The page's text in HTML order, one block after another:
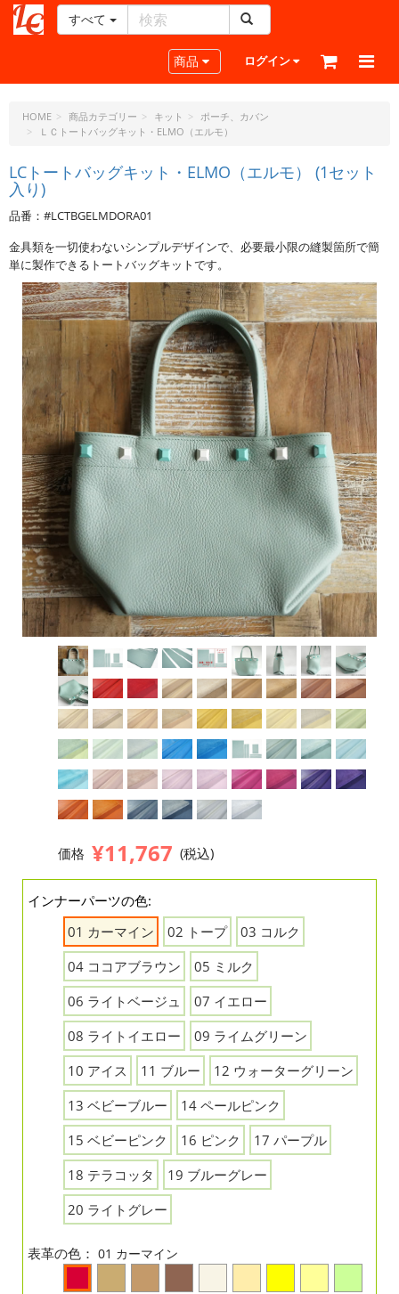
ー
ラ
フ
ド
ッ
ト・
ェ
ー
ピ
ー
すべて
Toggle navigation
商品 ログイン
HOME 商品カテゴリー キット
ポーチ、カバン
ＬＣトートバッグキット・ELMO（エルモ）
LCトートバッグキット・ELMO（エルモ） (1セット
入り)
品番：#LCTBGELMDORA01
金具類を一切使わないシンプルデザインで、必要最小限の縫製箇所で簡
単に製作できるトートバッグキットです。
価格 ¥11,767 (税込)
インナーパーツの色:
01 カーマイン
02 トープ
03 コルク
04 ココアブラウン
05 ミルク
06 ライトベージュ
07 イエロー
08 ライトイエロー
09 ライムグリーン
10 アイス
11 ブルー
12 ウォーターグリーン
13 ベビーブルー
14 ペールピンク
15 ベビーピンク
16 ピンク
17 パープル
18 テラコッタ
19 ブルーグレー
20 ライトグレー
表革の色： 01 カーマイン